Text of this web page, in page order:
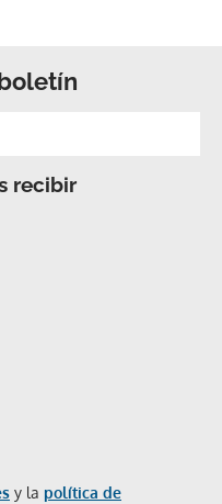
recibir
y la política de